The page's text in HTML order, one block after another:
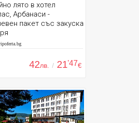
лято в хотел
Арбанаси -
пакет със закуска
42лв. / 21'47€